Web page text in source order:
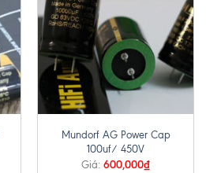
Mundorf AG Power Cap
100uf/ 450V
Giá: 600,000₫